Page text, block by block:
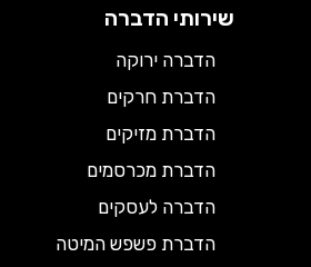
שירותי הדברה
הדברה ירוקה
הדברת חרקים
הדברת מזיקים
הדברת מכרסמים
הדברה לעסקים
הדברת פשפש המיטה